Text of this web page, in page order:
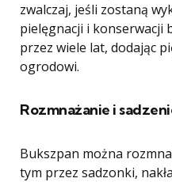
zwalczaj, jeśli zostaną
pielęgnacji i konserwacji
przez wiele lat, dodając
ogrodowi.
Rozmnażanie i
Bukszpan można
tym przez sadzonki,